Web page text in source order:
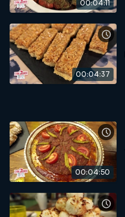
00:04:11
00:04:37
00:04:50